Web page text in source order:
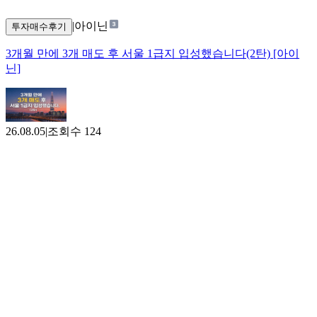
투자매수후기 |아이닌
3개월 만에 3개 매도 후 서울 1급지 입성했습니다(2탄) [아이
닌]
26.08.05|조회수 124